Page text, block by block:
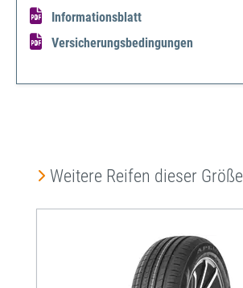
Informationsblatt
Versicherungsbedingungen
Produktgalerie überspringen
Weitere Reifen dieser Größe